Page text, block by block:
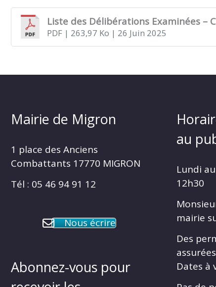
Liste des Délibérations Examinées –
PDF | 263,97 Ko | 26 Juin 2025
Mairie de Migron
1 place des Anciens
Combattants 17770 MIGRON
Tél : 05 46 94 91 12
Nous écrire
Abonnez-vous pour
au
Lundi
12h30
mairie
Des
Dates à